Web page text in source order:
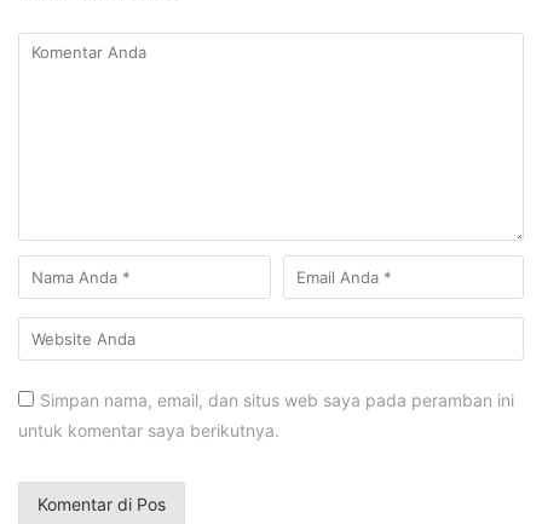
Simpan nama, email, dan situs web saya pada peramban ini
untuk komentar saya berikutnya.